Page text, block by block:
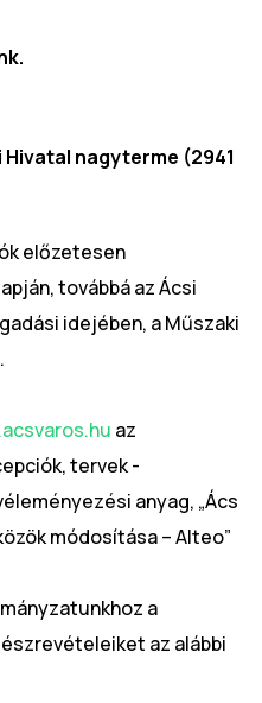
nagyterme (2941
előzetesen
továbbá az Ácsi
idejében, a Műszaki
az
tervek -
anyag, „Ács
módosítása – Alteo”
a
az alábbi